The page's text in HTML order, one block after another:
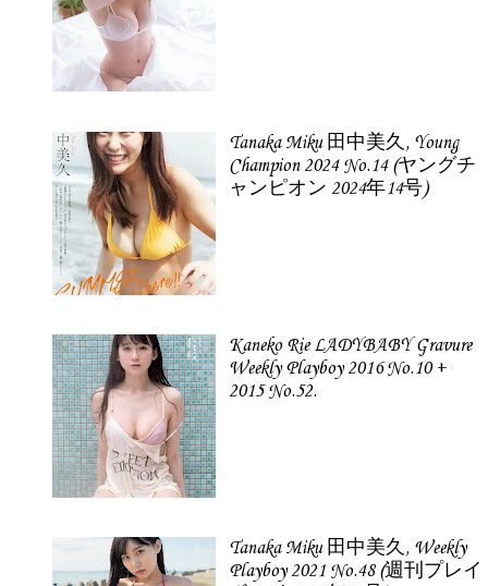
Tanaka Miku 田中美久, Young
Champion 2024 No.14 (ヤングチ
ャンピオン 2024年14号)
Kaneko Rie LADYBABY Gravure
Weekly Playboy 2016 No.10 +
2015 No.52.
Tanaka Miku 田中美久, Weekly
Playboy 2021 No.48 (週刊プレイ